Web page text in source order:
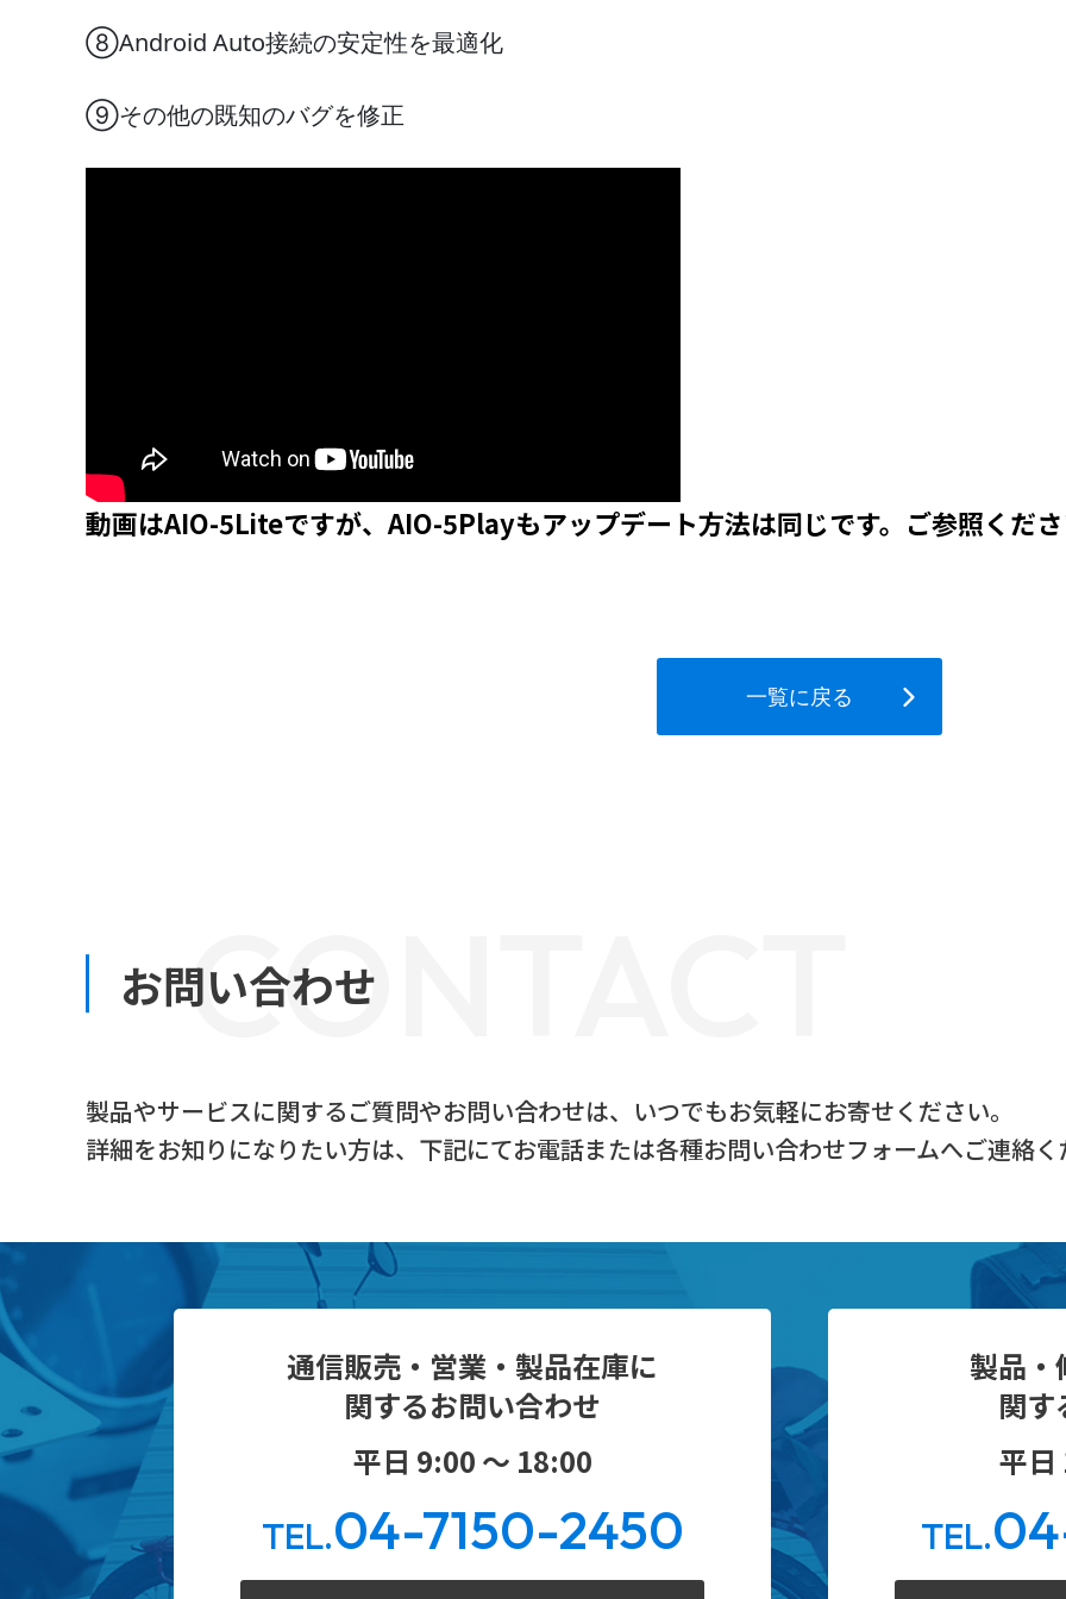
⑧Android Auto接続の安定性を最適化
⑨その他の既知のバグを修正
動画はAIO-5Liteですが、AIO-5Playもアップデート方法は同じです。ご参照くだ
一覧に戻る
CONTACT
お問い合わせ
製品やサービスに関するご質問やお問い合わせは、 いつでもお気軽にお寄せください。
詳細をお知りになりたい方は、下記にてお電話または各種お問い合わせフォームへご連絡
通信販売・営業・製品在庫に
関するお問い合わせ
平日 9:00 ～ 18:00
TEL.04-7150-2450
製品・
関す
平日
TEL.